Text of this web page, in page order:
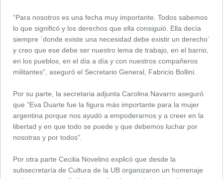
“Para nosotros es una fecha muy importante. Todos sabemos
lo que significó y los derechos que ella consiguió. Ella decía
siempre `donde existe una necesidad debe existir un derecho`
y creo que ese debe ser nuestro lema de trabajo, en el barrio,
en los pueblos, en el día a día y con nuestros compañeros
militantes”, aseguró el Secretario General, Fabricio Bollini.
Por su parte, la secretaria adjunta Carolina Navarro aseguró
que “Eva Duarte fue la figura más importante para la mujer
argentina porque nos ayudó a empoderarnos y a creer en la
libertad y en que todo se puede y que debemos luchar por
nosotras y por todos”.
Por otra parte Cecilia Novelino explicó que desde la
subsecretaría de Cultura de la UB organizaron un homenaje